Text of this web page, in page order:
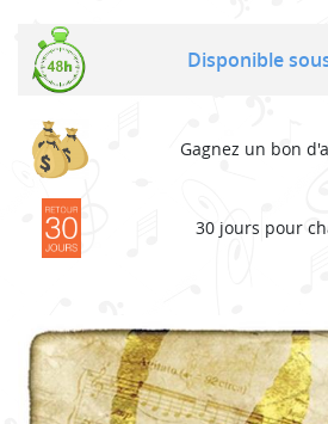
Disponible
Gagnez un bon
30 jours pour